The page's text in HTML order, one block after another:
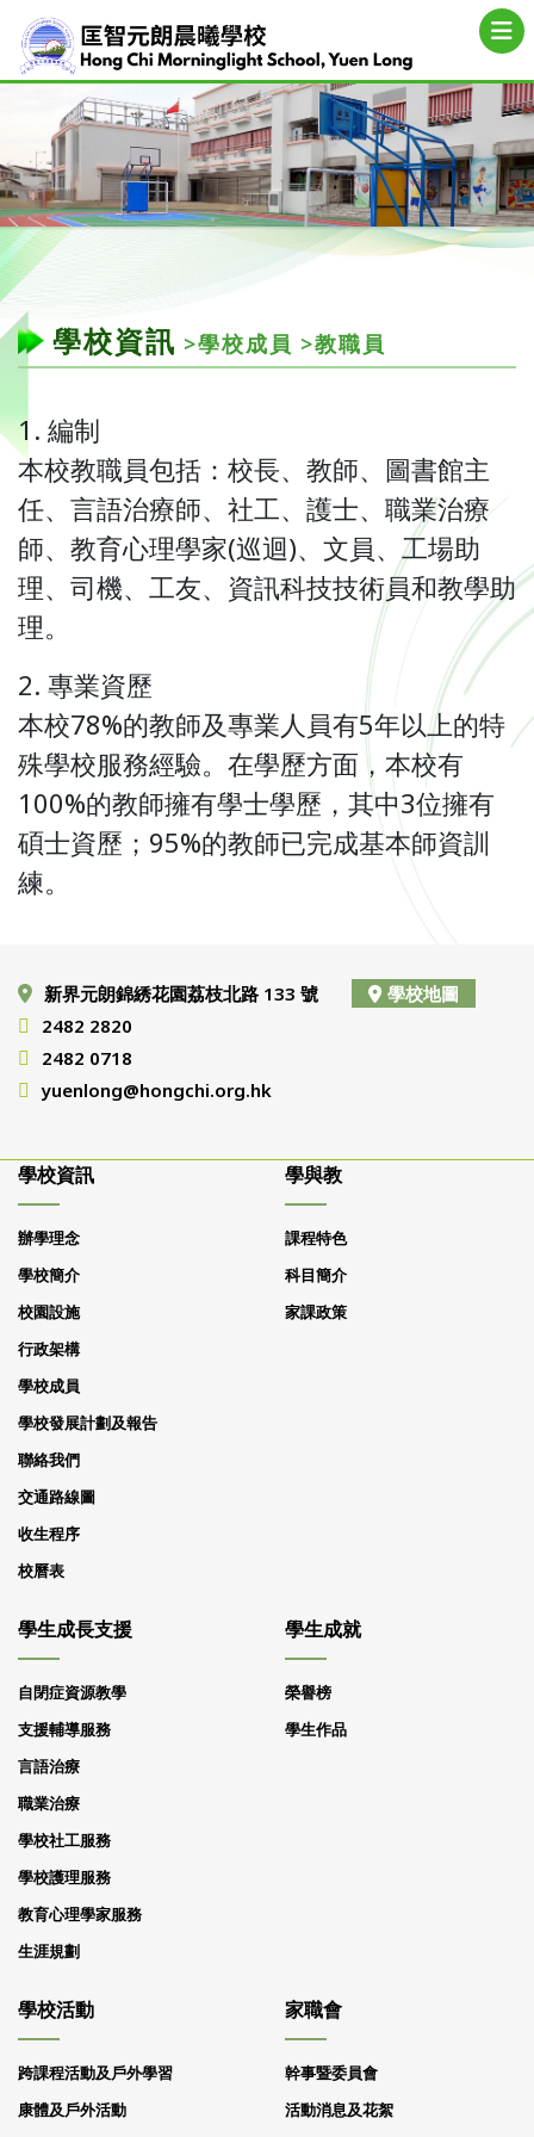
學校資訊 >學校成員 >教職員
1. 編制
本校教職員包括：校長、教師、圖書館主
任、言語治療師、社工、護士、職業治療
師、教育心理學家(巡迴)、文員、工場助
理、司機、工友、資訊科技技術員和教學助
理。
2. 專業資歷
本校78%的教師及專業人員有5年以上的特
殊學校服務經驗。在學歷方面，本校有
100%的教師擁有學士學歷，其中3位擁有
碩士資歷；95%的教師已完成基本師資訓
練。
新界元朗錦綉花園荔枝北路 133 號
學校地圖
2482 2820
2482 0718
yuenlong@hongchi.org.hk
學校資訊
辦學理念
學校簡介
校園設施
行政架構
學校成員
學校發展計劃及報告
聯絡我們
交通路線圖
收生程序
校曆表
學與教
課程特色
科目簡介
家課政策
學生成長支援
自閉症資源教學
支援輔導服務
言語治療
職業治療
學校社工服務
學校護理服務
教育心理學家服務
生涯規劃
學生成就
榮譽榜
學生作品
學校活動
跨課程活動及戶外學習
康體及戶外活動
家職會
幹事暨委員會
活動消息及花絮